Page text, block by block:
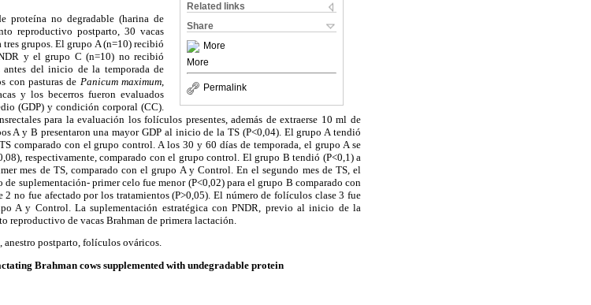
Related links
Share
More
More
Permalink
proteína no degradable (harina de
reproductivo postparto, 30 vacas
grupos. El grupo A (n=10) recibió
y el grupo C (n=10) no recibió
antes del inicio de la temporada de
con pasturas de Panicum maximum,
y los becerros fueron evaluados
(GDP) y condición corporal (CC).
para la evaluación los folículos presentes, además de extraerse 10 ml de
A y B presentaron una mayor GDP al inicio de la TS (P<0,04). El grupo A tendió
comparado con el grupo control. A los 30 y 60 días de temporada, el grupo A se
respectivamente, comparado con el grupo control. El grupo B tendió (P<0,1) a
mes de TS, comparado con el grupo A y Control. En el segundo mes de TS, el
suplementación- primer celo fue menor (P<0,02) para el grupo B comparado con
no fue afectado por los tratamientos (P>0,05). El número de folículos clase 3 fue
A y Control. La suplementación estratégica con PNDR, previo al inicio de la
reproductivo de vacas Brahman de primera lactación.
anestro postparto, folículos ováricos.
Brahman cows supplemented with undegradable protein